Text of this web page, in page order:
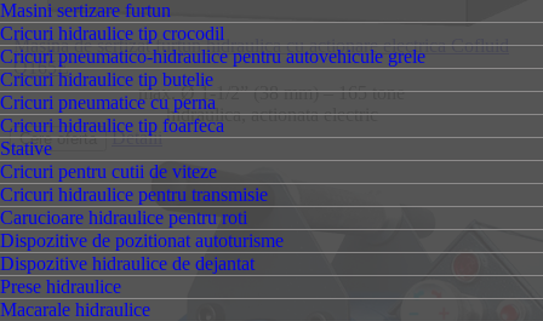
Masini sertizare furtun
Cricuri hidraulice tip crocodil
Cricuri pneumatico-hidraulice pentru autovehicule grele
Cricuri hidraulice tip butelie
Cricuri pneumatice cu perna
Cricuri hidraulice tip foarfeca
Stative
Cricuri pentru cutii de viteze
Cricuri hidraulice pentru transmisie
Carucioare hidraulice pentru roti
Dispozitive de pozitionat autoturisme
Dispozitive hidraulice de dejantat
Prese hidraulice
Macarale hidraulice
Masina de sertizat furtun hidraulica cu actionare electrica Cofluid
O165E
max. Ø 1-1/2” (38 mm) – 165 tone
hidraulica, actionata electric
Detalii